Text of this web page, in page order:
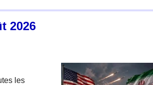
2026
les